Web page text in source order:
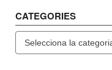
CATEGORIES